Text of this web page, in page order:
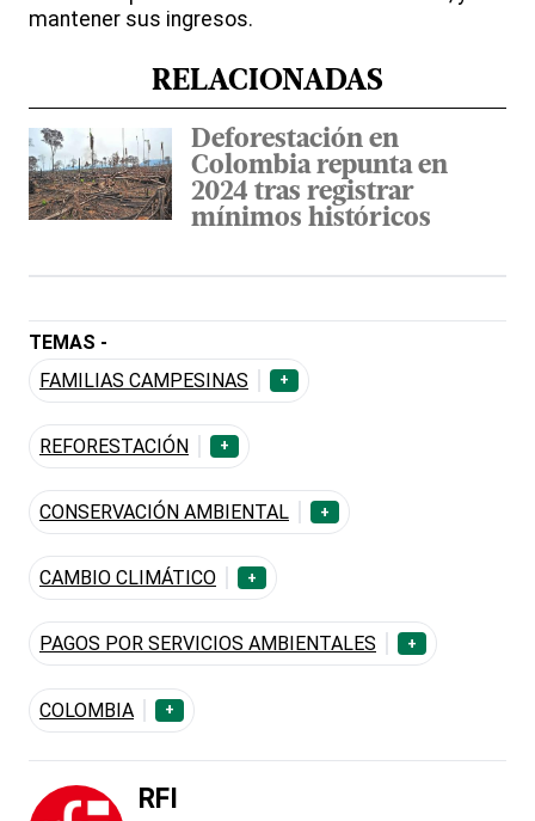
mantener sus ingresos.
RELACIONADAS
Deforestación en
Colombia repunta en
2024 tras registrar
mínimos históricos
TEMAS -
FAMILIAS CAMPESINAS
+
REFORESTACIÓN +
CONSERVACIÓN AMBIENTAL +
CAMBIO CLIMÁTICO +
PAGOS POR SERVICIOS AMBIENTALES +
COLOMBIA +
RFI